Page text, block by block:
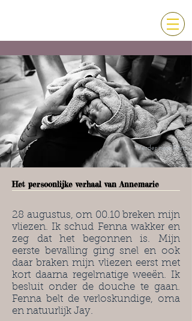
Verder naar Prim
Het persoonlijke verhaal van Annemarie
28 augustus, om 00.10 breken mijn
vliezen. Ik schud Fenna wakker en
zeg dat het begonnen is. Mijn
eerste bevalling ging snel en ook
daar braken mijn vliezen eerst met
kort daarna regelmatige weeën. Ik
besluit onder de douche te gaan.
Fenna belt de verloskundige, oma
en natuurlijk Jay.